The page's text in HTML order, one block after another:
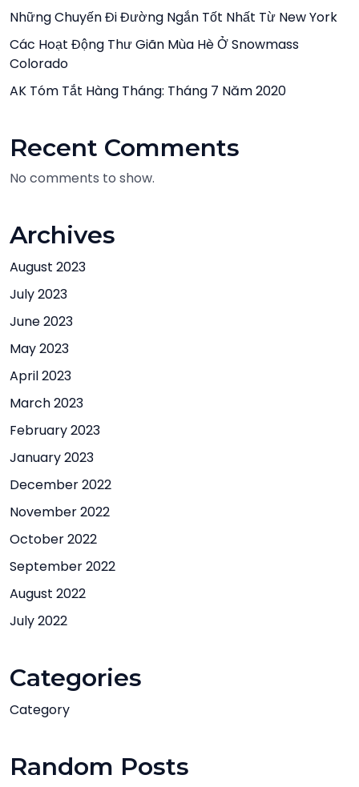
Những Chuyến Đi Đường Ngắn Tốt Nhất Từ New York
Các Hoạt Động Thư Giãn Mùa Hè Ở Snowmass
Colorado
AK Tóm Tắt Hàng Tháng: Tháng 7 Năm 2020
Recent Comments
No comments to show.
Archives
August 2023
July 2023
June 2023
May 2023
April 2023
March 2023
February 2023
January 2023
December 2022
November 2022
October 2022
September 2022
August 2022
July 2022
Categories
Category
Random Posts